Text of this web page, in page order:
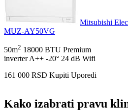
Mitsubishi
MUZ-AY50VG
50m2 18000 BTU Premium
inverterA++ -20° 24 dB Wifi
161 000 RSD Kupiti Uporedi
Kako izabrati pravu